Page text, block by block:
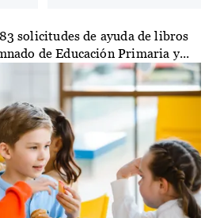
solicitudes de ayuda de libros
de Educación Primaria y...